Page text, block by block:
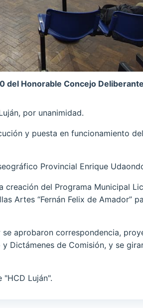
del Honorable Concejo
por unanimidad.
y puesta en funcionamiento
Provincial Enrique
del Programa Municipal
Artes “Fernán Felix de Amador”
aprobaron correspondencia,
Dictámenes de Comisión, y se
Luján".